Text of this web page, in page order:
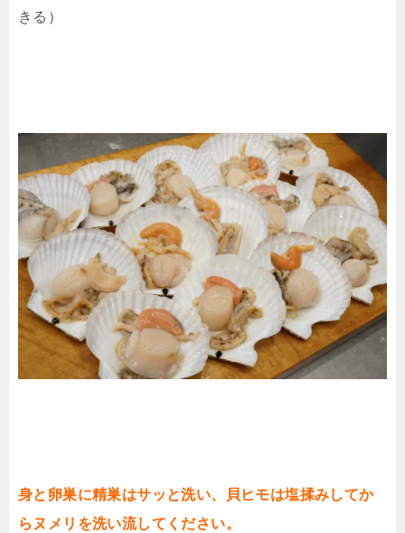
きる）
身と卵巣に精巣はサッと洗い、貝ヒモは塩揉みしてか
らヌメリを洗い流してください。